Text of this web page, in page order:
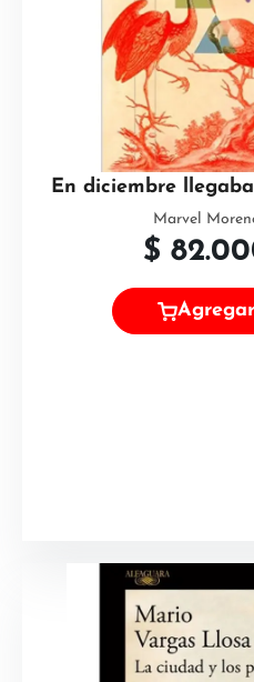
En diciembre
Marvel
$
Agregar